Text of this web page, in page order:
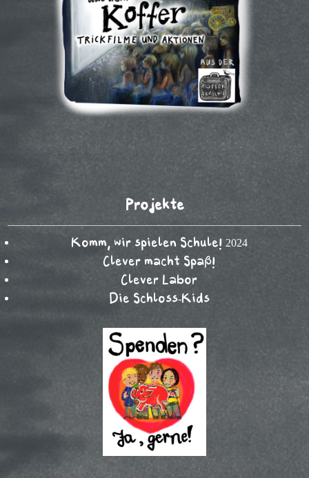
Projekte
Komm, wir spielen Schule! 2024
Clever macht Spaß!
Clever Labor
Die Schloss-Kids